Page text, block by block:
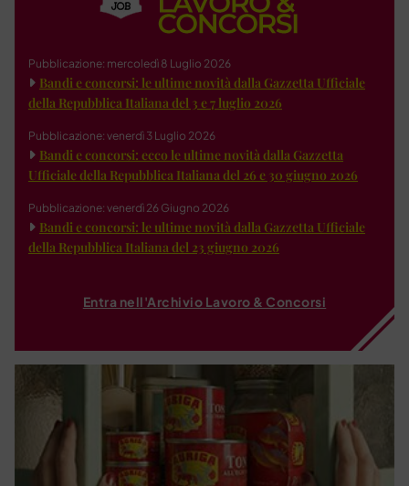
Pubblicazione: mercoledì 8 Luglio 2026
Bandi e concorsi: le ultime novità dalla Gazzetta Ufficiale
della Repubblica Italiana del 3 e 7 luglio 2026
Pubblicazione: venerdì 3 Luglio 2026
Bandi e concorsi: ecco le ultime novità dalla Gazzetta
Ufficiale della Repubblica Italiana del 26 e 30 giugno 2026
Pubblicazione: venerdì 26 Giugno 2026
Bandi e concorsi: le ultime novità dalla Gazzetta Ufficiale
della Repubblica Italiana del 23 giugno 2026
Entra nell'Archivio Lavoro & Concorsi